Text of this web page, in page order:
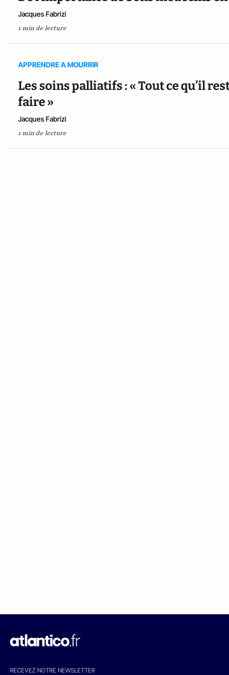
Jacques Fabrizi
1 min de lecture
APPRENDRE A MOURRIR
Les soins palliatifs : « Tout ce qu’il
faire »
Jacques Fabrizi
1 min de lecture
RECEVEZ NOTRE NEWSLETTER